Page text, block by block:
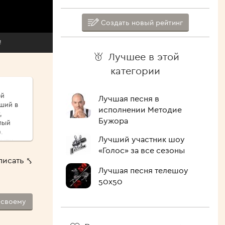
в
⤣
Создать новый рейтинг
Лучшее в этой
категории
Лучшая песня в
исполнении Методие
Бужора
Лучший участник шоу
«Голос» за все сезоны
Лучшая песня телешоу
50х50